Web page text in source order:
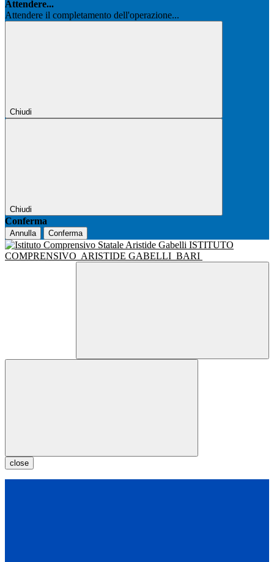
Attendere...
Attendere il completamento dell'operazione...
Chiudi
Chiudi
Conferma
Annulla Conferma
ISTITUTO
COMPRENSIVO ARISTIDE GABELLI BARI
close